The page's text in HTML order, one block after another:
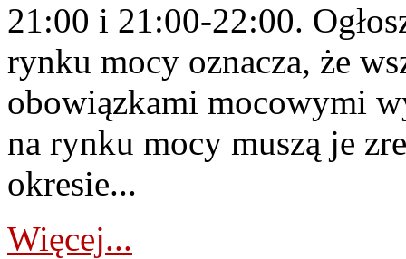
21:00 i 21:00-22:00.
rynku mocy oznacza, że
obowiązkami mocowymi
na rynku mocy muszą je
okresie...
Więcej...